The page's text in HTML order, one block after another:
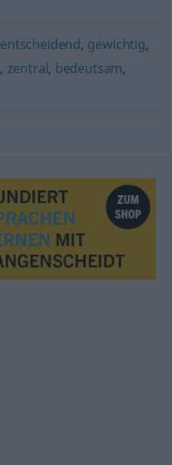
entscheidend, gewichtig,
, zentral, bedeutsam,